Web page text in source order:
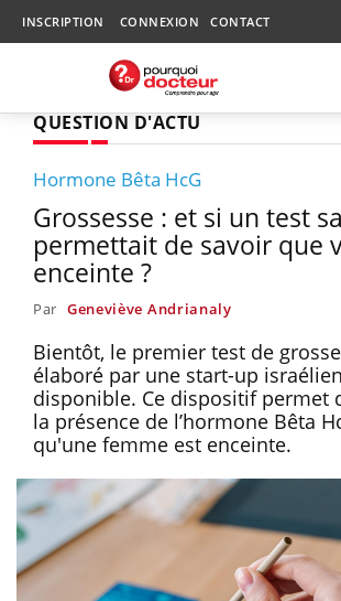
INSCRIPTION CONNEXION CONTACT
QUESTION D'ACTU
Hormone Bêta HcG
Grossesse : et si un test
permettait de savoir que
enceinte ?
Par Geneviève Andrianaly
Bientôt, le premier test de
élaboré par une start-up
disponible. Ce dispositif permet
la présence de l’hormone Bêta
qu'une femme est enceinte.